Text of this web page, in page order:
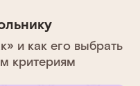
и как его выбрать
критериям